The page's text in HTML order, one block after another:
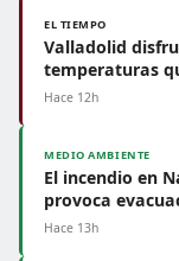
EL TIEMPO
Valladolid
temperaturas
Hace 12h
MEDIO AMBIENTE
El incendio en
provoca
Hace 13h